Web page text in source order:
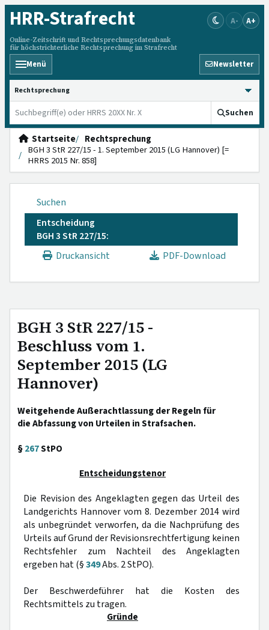
HRR-Strafrecht
Online-Zeitschrift und Rechtsprechungsdatenbank
für höchstrichterliche Rechtsprechung im Strafrecht
A- A+
Menü Newsletter
HRRS durchsuchen
Suchen
Startseite
Rechtsprechung
BGH 3 StR 227/15 - 1. September 2015 (LG Hannover) [=
HRRS 2015 Nr. 858]
Suchen
Entscheidung
BGH 3 StR 227/15:
Druckansicht
PDF-Download
BGH 3 StR 227/15 -
Beschluss vom 1.
September 2015 (LG
Hannover)
Weitgehende Außerachtlassung der Regeln für
die Abfassung von Urteilen in Strafsachen.
§267StPO
Entscheidungstenor
Die Revision des Angeklagten gegen das Urteil des
Landgerichts Hannover vom 8. Dezember 2014 wird
als unbegründet verworfen, da die Nachprüfung des
Urteils auf Grund der Revisionsrechtfertigung keinen
Rechtsfehler zum Nachteil des Angeklagten
ergeben hat (§349Abs. 2 StPO).
Der Beschwerdeführer hat die Kosten des
Rechtsmittels zu tragen.
Gründe